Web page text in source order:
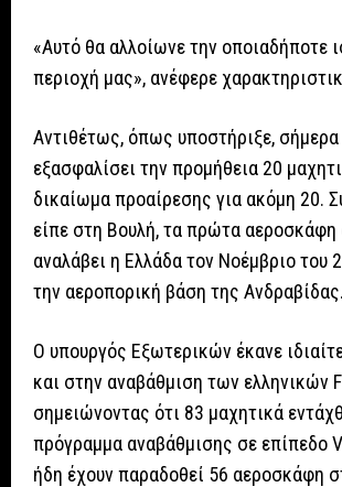
«Αυτό θα αλλοίωνε την οποιαδήποτε
περιοχή μας», ανέφερε
Αντιθέτως, όπως υποστήριξε, σήμερα
εξασφαλίσει την προμήθεια 20
δικαίωμα προαίρεσης για ακόμη 20.
είπε στη Βουλή, τα πρώτα αεροσκάφη
αναλάβει η Ελλάδα τον Νοέμβριο του
την αεροπορική βάση της Ανδραβίδας.
Ο υπουργός Εξωτερικών έκανε
και στην αναβάθμιση των ελληνικών
σημειώνοντας ότι 83 μαχητικά
πρόγραμμα αναβάθμισης σε επίπεδο
ήδη έχουν παραδοθεί 56 αεροσκάφη